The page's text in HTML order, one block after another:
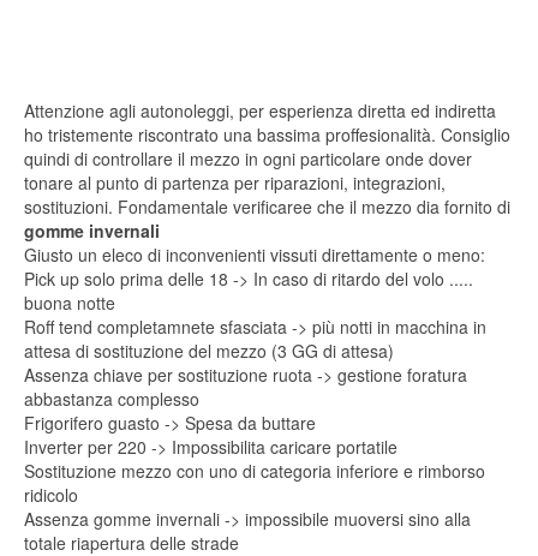
Attenzione agli autonoleggi, per esperienza diretta ed indiretta
ho tristemente riscontrato una bassima proffesionalità. Consiglio
quindi di controllare il mezzo in ogni particolare onde dover
tonare al punto di partenza per riparazioni, integrazioni,
sostituzioni. Fondamentale verificaree che il mezzo dia fornito di
gomme invernali
Giusto un eleco di inconvenienti vissuti direttamente o meno:
Pick up solo prima delle 18 -> In caso di ritardo del volo .....
buona notte
Roff tend completamnete sfasciata -> più notti in macchina in
attesa di sostituzione del mezzo (3 GG di attesa)
Assenza chiave per sostituzione ruota -> gestione foratura
abbastanza complesso
Frigorifero guasto -> Spesa da buttare
Inverter per 220 -> Impossibilita caricare portatile
Sostituzione mezzo con uno di categoria inferiore e rimborso
ridicolo
Assenza gomme invernali -> impossibile muoversi sino alla
totale riapertura delle strade